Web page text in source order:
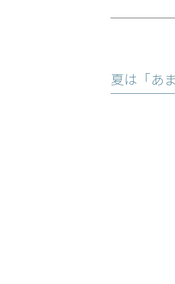
夏は「あ